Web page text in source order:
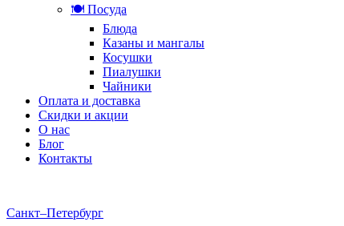
🍽️ Посуда
Блюда
Казаны и мангалы
Косушки
Пиалушки
Чайники
Оплата и доставка
Скидки и акции
О нас
Блог
Контакты
Санкт–Петербург